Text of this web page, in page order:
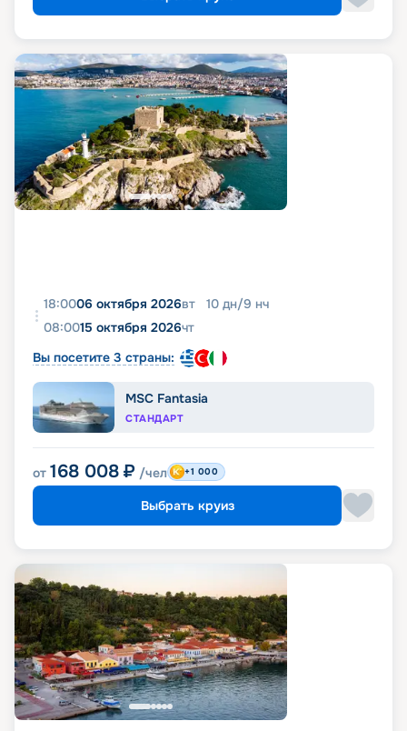
18:0006 октября 2026вт 10 дн/9 нч
08:0015 октября 2026чт
Вы посетите 3 страны:
MSC Fantasia
СТАНДАРТ
от 168 008 ₽ /чел +1 000
Выбрать круиз